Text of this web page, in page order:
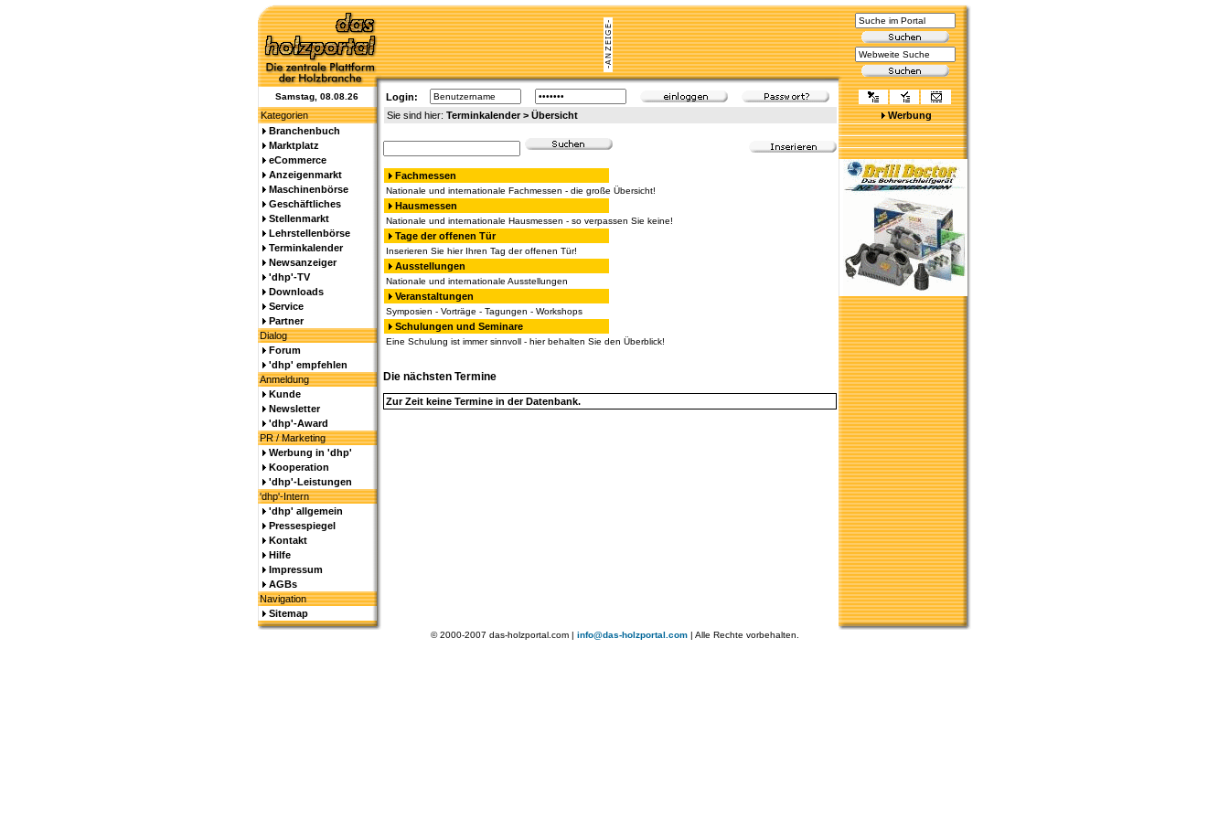
Samstag, 08.08.26
Login:
Kategorien
Sie sind hier: Terminkalender > Übersicht
Werbung
Branchenbuch
Marktplatz
eCommerce
Anzeigenmarkt
Maschinenbörse
Geschäftliches
Stellenmarkt
Lehrstellenbörse
Terminkalender
Newsanzeiger
'dhp'-TV
Downloads
Service
Partner
Dialog
Forum
'dhp' empfehlen
Anmeldung
Kunde
Newsletter
'dhp'-Award
PR / Marketing
Werbung in 'dhp'
Kooperation
'dhp'-Leistungen
'dhp'-Intern
'dhp' allgemein
Pressespiegel
Kontakt
Hilfe
Impressum
AGBs
Navigation
Sitemap
Fachmessen
Nationale und internationale Fachmessen - die große Übersicht!
Hausmessen
Nationale und internationale Hausmessen - so verpassen Sie keine!
Tage der offenen Tür
Inserieren Sie hier Ihren Tag der offenen Tür!
Ausstellungen
Nationale und internationale Ausstellungen
Veranstaltungen
Symposien - Vorträge - Tagungen - Workshops
Schulungen und Seminare
Eine Schulung ist immer sinnvoll - hier behalten Sie den Überblick!
Die nächsten Termine
Zur Zeit keine Termine in der Datenbank.
© 2000-2007 das-holzportal.com | info@das-holzportal.com| Alle Rechte vorbehalten.